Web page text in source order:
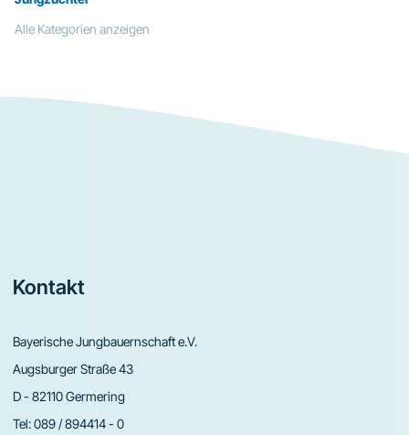
Alle Kategorien anzeigen
Footer
Kontakt
Bayerische Jungbauernschaft e.V.
Augsburger Straße 43
D - 82110 Germering
Tel:089 / 894414 - 0